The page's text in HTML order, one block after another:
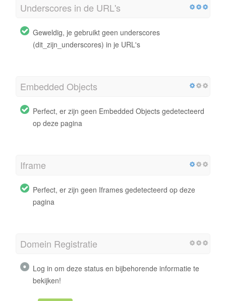
Underscores in de URL's
Geweldig, je gebruikt geen underscores
(dit_zijn_underscores) in je URL's
Embedded Objects
Perfect, er zijn geen Embedded Objects gedetecteerd
op deze pagina
Iframe
Perfect, er zijn geen Iframes gedetecteerd op deze
pagina
Domein Registratie
Log in om deze status en bijbehorende informatie te
bekijken!